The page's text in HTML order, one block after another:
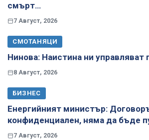
смърт…
7 Август, 2026
СМОТАНЯЦИ
Нинова: Наистина ни управляват
8 Август, 2026
БИЗНЕС
Енергийният министър:
конфиденциален, няма да бъде
7 Август, 2026